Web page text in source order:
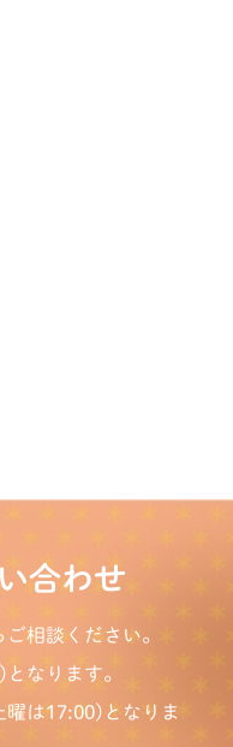
合わせ
相談ください。
なります。
は17:00)となりま